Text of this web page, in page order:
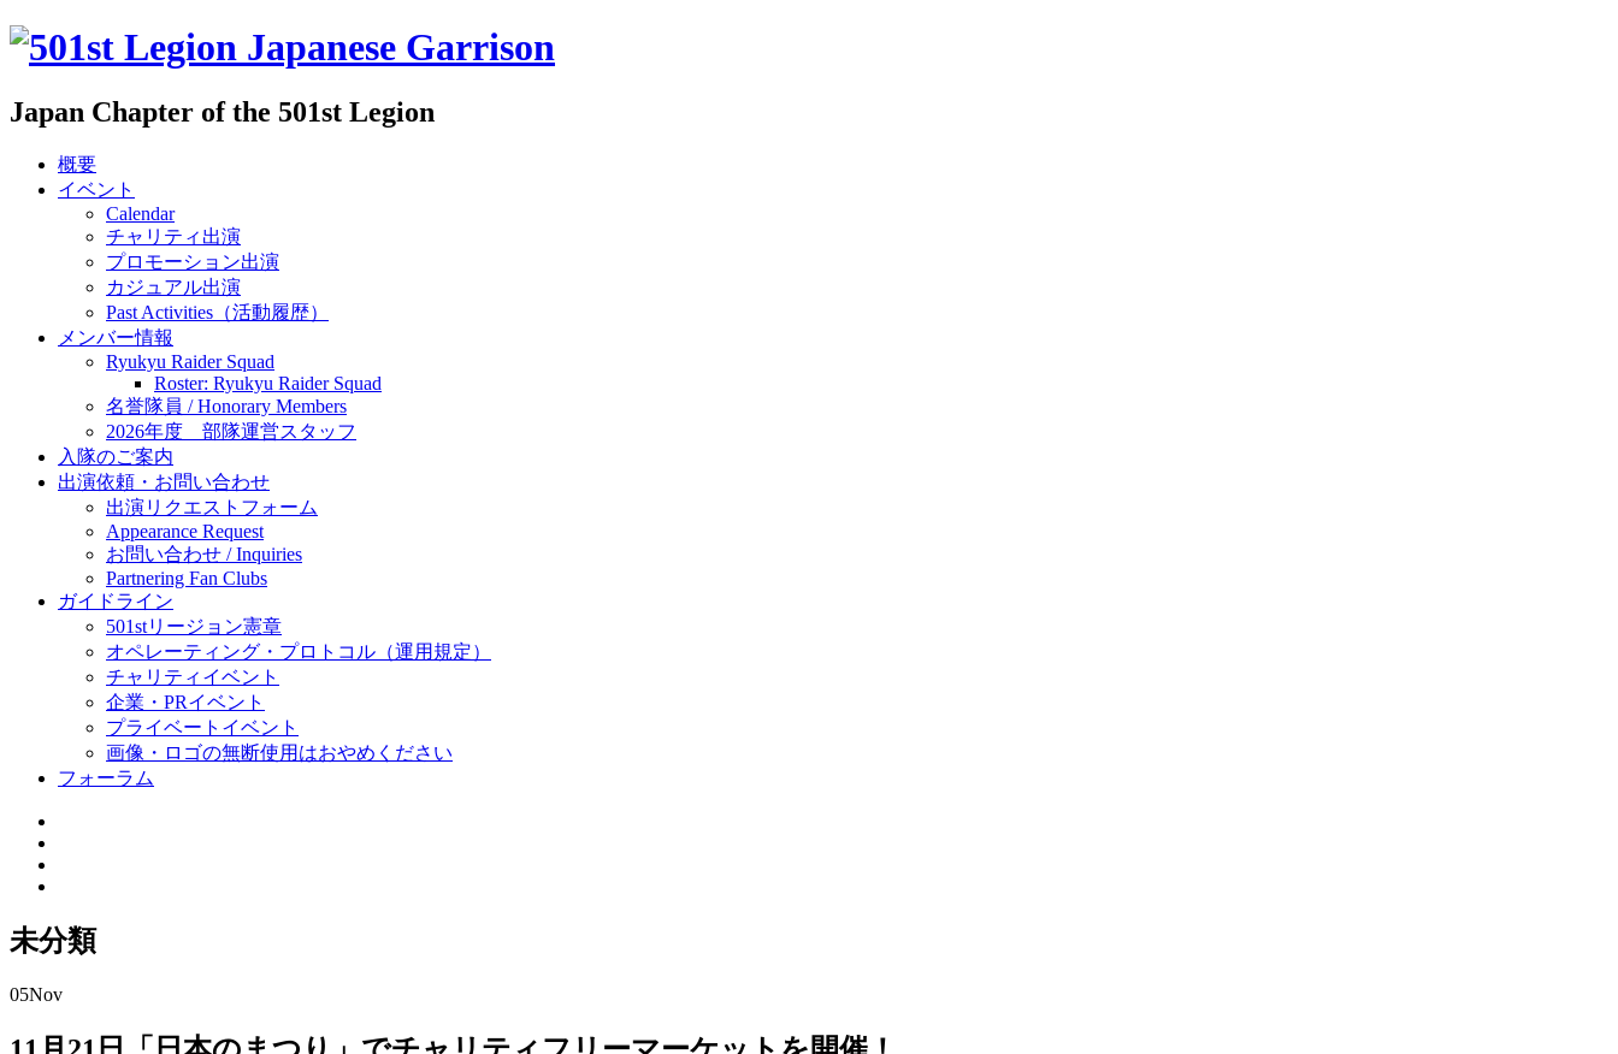
Japan Chapter of the 501st Legion
概要
イベント
Calendar
チャリティ出演
プロモーション出演
カジュアル出演
Past Activities（活動履歴）
メンバー情報
Ryukyu Raider Squad
Roster: Ryukyu Raider Squad
名誉隊員 / Honorary Members
2026年度 部隊運営スタッフ
入隊のご案内
出演依頼・お問い合わせ
出演リクエストフォーム
Appearance Request
お問い合わせ / Inquiries
Partnering Fan Clubs
ガイドライン
501stリージョン憲章
オペレーティング・プロトコル（運用規定）
チャリティイベント
企業・PRイベント
プライベートイベント
画像・ロゴの無断使用はおやめください
フォーラム
未分類
05Nov